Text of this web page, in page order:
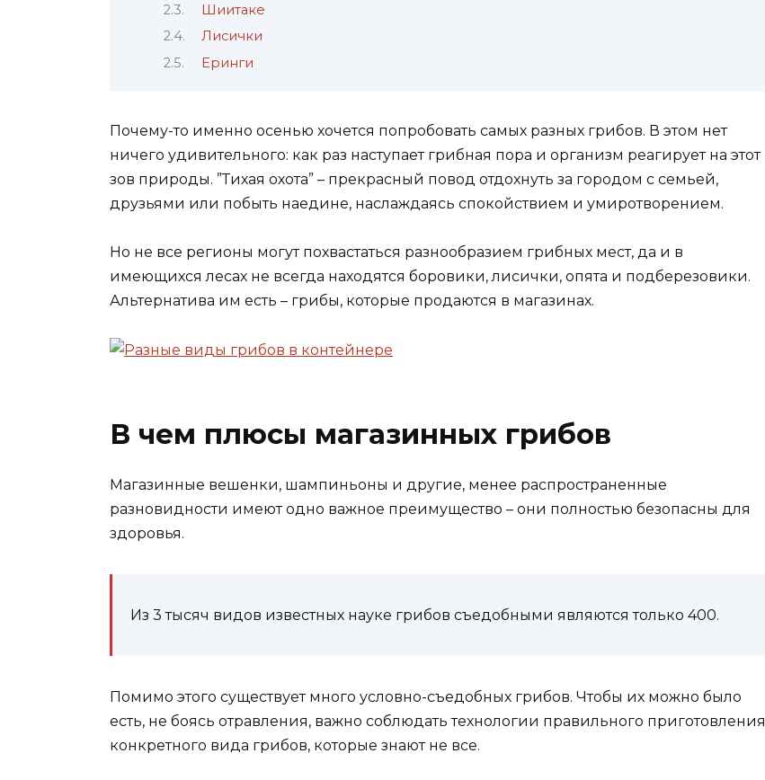
Шиитаке
Лисички
Еринги
Почему-то именно осенью хочется попробовать самых разных грибов. В этом нет
ничего удивительного: как раз наступает грибная пора и организм реагирует на этот
зов природы. ”Тихая охота” – прекрасный повод отдохнуть за городом с семьей,
друзьями или побыть наедине, наслаждаясь спокойствием и умиротворением.
Но не все регионы могут похвастаться разнообразием грибных мест, да и в
имеющихся лесах не всегда находятся боровики, лисички, опята и подберезовики.
Альтернатива им есть – грибы, которые продаются в магазинах.
В чем плюсы магазинных грибов
Магазинные вешенки, шампиньоны и другие, менее распространенные
разновидности имеют одно важное преимущество – они полностью безопасны для
здоровья.
Из 3 тысяч видов известных науке грибов съедобными являются только 400.
Помимо этого существует много условно-съедобных грибов. Чтобы их можно было
есть, не боясь отравления, важно соблюдать технологии правильного приготовления
конкретного вида грибов, которые знают не все.